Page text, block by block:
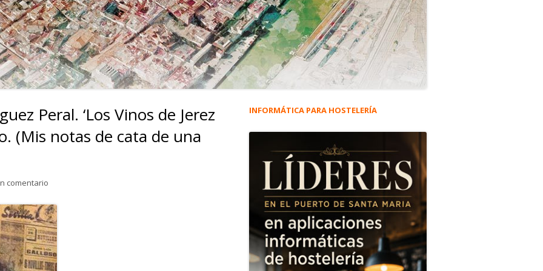
Peral. ‘Los Vinos de Jerez
(Mis notas de cata de una
comentario para 3.147. José Luis Rodríguez Peral. ‘Los Vinos de Jerez y las Suertes del Toreo. (Mis notas de cata de una corrida de toros)”
Barra
principal
INFORMÁTICA PARA HOSTELERÍA